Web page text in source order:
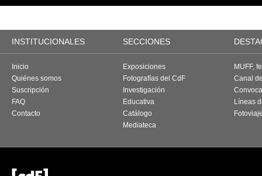
INSTITUCIONALES SECCIONES
Inicio
Quiénes somos
Suscripción
FAQ
Contacto
Exposiciones
Fotografías del CdF
Investigación
Educativa
Catálogo
Mediateca
MUFF,
Canal
Líneas